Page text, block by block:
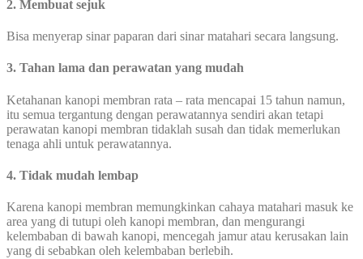
2. Membuat sejuk
Bisa menyerap sinar paparan dari sinar matahari secara langsung.
3. Tahan lama dan perawatan yang mudah
Ketahanan kanopi membran rata – rata mencapai 15 tahun namun,
itu semua tergantung dengan perawatannya sendiri akan tetapi
perawatan kanopi membran tidaklah susah dan tidak memerlukan
tenaga ahli untuk perawatannya.
4. Tidak mudah lembap
Karena kanopi membran memungkinkan cahaya matahari masuk ke
area yang di tutupi oleh kanopi membran, dan mengurangi
kelembaban di bawah kanopi, mencegah jamur atau kerusakan lain
yang di sebabkan oleh kelembaban berlebih.